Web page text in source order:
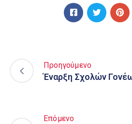
Προηγούμενο
Έναρξη Σχολών
Επόμενο